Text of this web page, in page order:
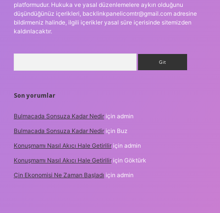
platformudur. Hukuka ve yasal düzenlemelere aykırı olduğunu
düşündüğünüz içerikleri, backlinkpanelicomtr@gmail.com adresine
bildirmeniz halinde, ilgili içerikler yasal süre içerisinde sitemizden
kaldırılacaktır.
Son yorumlar
Bulmacada Sonsuza Kadar Nedir için admin
Bulmacada Sonsuza Kadar Nedir için Buz
Konuşmamı Nasıl Akıcı Hale Getirilir için admin
Konuşmamı Nasıl Akıcı Hale Getirilir için Göktürk
Çin Ekonomisi Ne Zaman Başladı için admin